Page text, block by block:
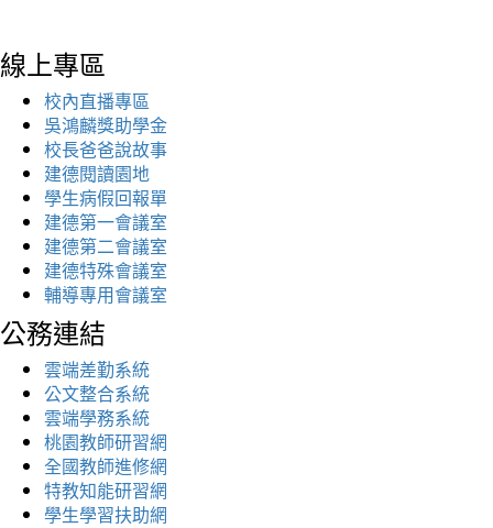
線上專區
校內直播專區
吳鴻麟獎助學金
校長爸爸說故事
建德閱讀園地
學生病假回報單
建德第一會議室
建德第二會議室
建德特殊會議室
輔導專用會議室
公務連結
雲端差勤系統
公文整合系統
雲端學務系統
桃園教師研習網
全國教師進修網
特教知能研習網
學生學習扶助網